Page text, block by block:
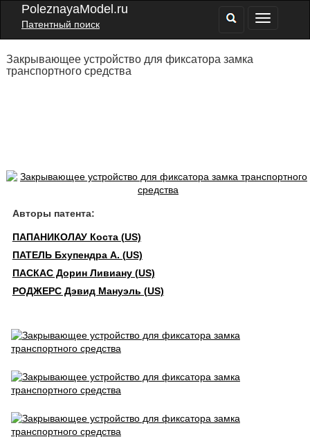
PoleznayaModel.ru
Патентный поиск
Закрывающее устройство для фиксатора замка
транспортного средства
Авторы патента:
ПАПАНИКОЛАУ Коста (US)
ПАТЕЛЬ Бхупендра А. (US)
ПАСКАС Дорин Ливиану (US)
РОДЖЕРС Дэвид Мануэль (US)